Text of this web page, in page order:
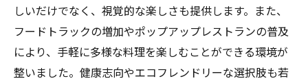
しいだけでなく、視覚的な楽しさも提供します。また、
フードトラックの増加やポップアップレストランの普及
により、手軽に多様な料理を楽しむことができる環境が
整いました。健康志向やエコフレンドリーな選択肢も若